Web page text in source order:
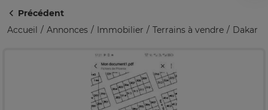
Précédent
Accueil
Annonces Immobilier Terrains à vendre Dakar